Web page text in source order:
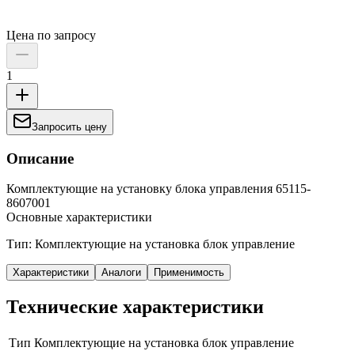
Цена по запросу
1
Запросить цену
Описание
Комплектующие на установку блока управления 65115-
8607001
Основные характеристики
Тип: Комплектующие на установка блок управление
Характеристики Аналоги Применимость
Технические характеристики
Тип Комплектующие на установка блок управление